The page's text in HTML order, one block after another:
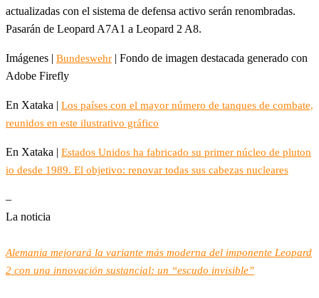
actualizadas con el sistema de defensa activo serán renombradas.
Pasarán de Leopard A7A1 a Leopard 2 A8.
Imágenes | Bundeswehr | Fondo de imagen destacada generado con
Adobe Firefly
En Xataka | Los países con el mayor número de tanques de combate,
reunidos en este ilustrativo gráfico
En Xataka | Estados Unidos ha fabricado su primer núcleo de pluton
io desde 1989. El objetivo: renovar todas sus cabezas nucleares
–
La noticia
Alemania mejorará la variante más moderna del imponente Leopard
2 con una innovación sustancial: un “escudo invisible”